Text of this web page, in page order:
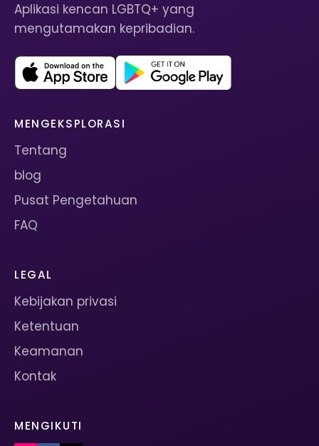
Aplikasi kencan LGBTQ+ yang
mengutamakan kepribadian.
MENGEKSPLORASI
Tentang
blog
Pusat Pengetahuan
FAQ
LEGAL
Kebijakan privasi
Ketentuan
Keamanan
Kontak
MENGIKUTI